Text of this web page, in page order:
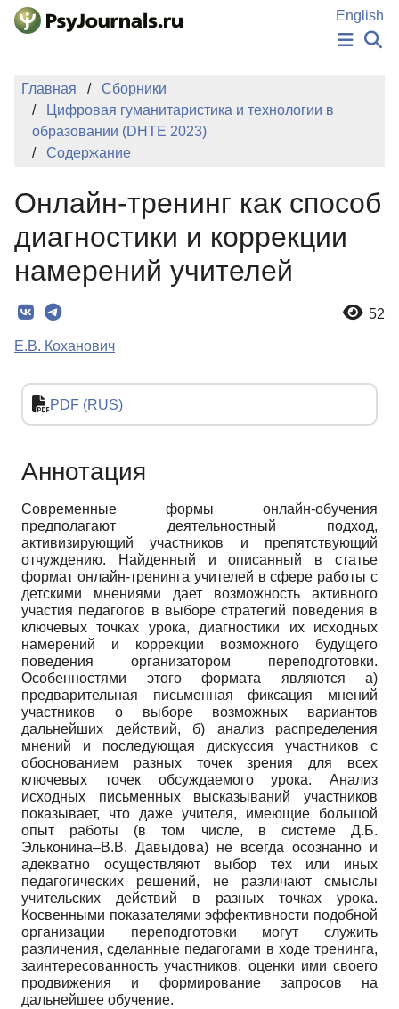
Перейти к основному содержанию
English
НОВОСТИ
АВТОРЫ
ПОДАТЬ РУКОПИСЬ
Регистрация
Вход
Главная
Сборники
Цифровая гуманитаристика и технологии в
образовании (DHTE 2023)
Содержание
Онлайн-тренинг как способ
диагностики и коррекции
намерений учителей
52
Е.В. Коханович
PDF (RUS)
Аннотация
Современные формы онлайн-обучения
предполагают деятельностный подход,
активизирующий участников и препятствующий
отчуждению. Найденный и описанный в статье
формат онлайн-тренинга учителей в сфере работы с
детскими мнениями дает возможность активного
участия педагогов в выборе стратегий поведения в
ключевых точках урока, диагностики их исходных
намерений и коррекции возможного будущего
поведения организатором переподготовки.
Особенностями этого формата являются а)
предварительная письменная фиксация мнений
участников о выборе возможных вариантов
дальнейших действий, б) анализ распределения
мнений и последующая дискуссия участников с
обоснованием разных точек зрения для всех
ключевых точек обсуждаемого урока. Анализ
исходных письменных высказываний участников
показывает, что даже учителя, имеющие большой
опыт работы (в том числе, в системе Д.Б.
Эльконина–В.В. Давыдова) не всегда осознанно и
адекватно осуществляют выбор тех или иных
педагогических решений, не различают смыслы
учительских действий в разных точках урока.
Косвенными показателями эффективности подобной
организации переподготовки могут служить
различения, сделанные педагогами в ходе тренинга,
заинтересованность участников, оценки ими своего
продвижения и формирование запросов на
дальнейшее обучение.